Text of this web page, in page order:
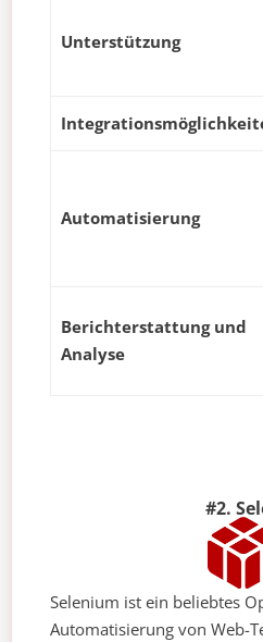
Unterstützung
Automatisierung
Berichterstattung und
Analyse
#2.
Selenium ist ein beliebtes
Automatisierung von Web-